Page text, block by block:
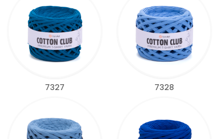
7327 7328